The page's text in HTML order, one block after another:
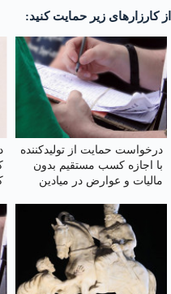
از کارزارهای زیر حمایت کنید:
درخواست حمایت از تولیدکننده
با اجازه کسب مستقیم بدون
مالیات و عوارض در میادین